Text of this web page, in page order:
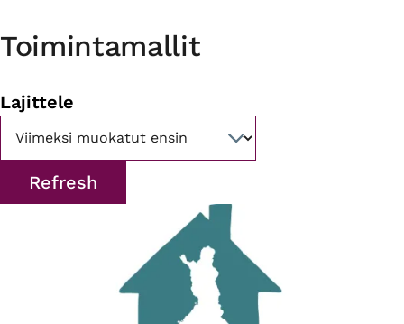
Toimintamallit
Lajittele